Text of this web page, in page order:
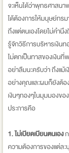
จะเห็นได้ว่าพุทธศาสนา
ได้ต้องการให้มนุษย์ทรม
ถึงแต่ตนเองโดยไม่คำ
รู้จักวิธีการบริหารเงิน
ไม่ตกเป็นทาสของเงิน
อย่าลืมนะครับว่า ถึงแม้
อย่างคุณและผมก็ยังต้อง
เงินๆทองๆในมุมมองข
ประการคือ
1. ไม่เบียดเบียนตนเอง
ความต้องการของแต่ละ